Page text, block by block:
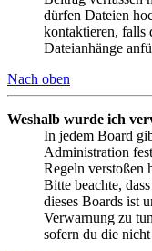
dürfen Dateien
kontaktieren, falls
Dateianhänge
Nach oben
Weshalb wurde ich
In jedem Board
Administration
Regeln verstoßen
Bitte beachte,
dieses Boards ist
Verwarnung zu
sofern du die